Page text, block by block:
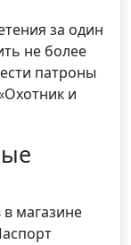
за один
не более
патроны
и
магазине